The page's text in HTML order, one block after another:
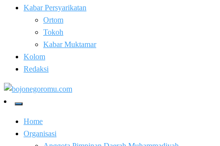
Kabar Persyarikatan
Ortom
Tokoh
Kabar Muktamar
Kolom
Redaksi
bojonegoromu.com
Home
Organisasi